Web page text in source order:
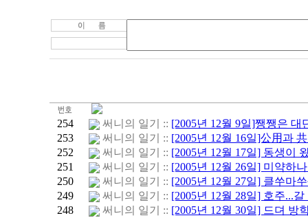
254 써니의 일기 :: [2005년 12월 9일]쨍쨍은 대
253
써니의 일기 :: [2005년 12월 16일]公用과
252
써니의 일기 :: [2005년 12월 17일] 동생이
251
써니의 일기 :: [2005년 12월 26일] 미약하
250
써니의 일기 :: [2005년 12월 27일] 클쑤마
249
써니의 일기 :: [2005년 12월 28일] 호주...갈
248
써니의 일기 :: [2005년 12월 30일] 드뎌 방